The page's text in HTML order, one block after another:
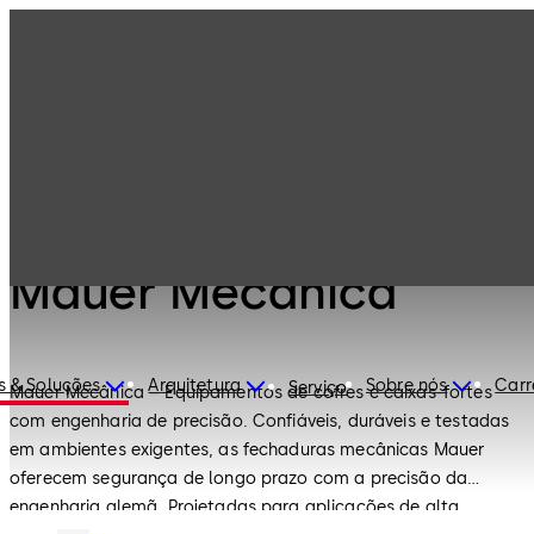
& Soluções Arquitetura Serviço Sobre nós
Mauer Mecânica
Mauer Mecânica – Equipamentos de cofres e caixas-fortes
com engenharia de precisão. Confiáveis, duráveis e testadas
em ambientes exigentes, as fechaduras mecânicas Mauer
oferecem segurança de longo prazo com a precisão da
engenharia alemã. Projetadas para aplicações de alta